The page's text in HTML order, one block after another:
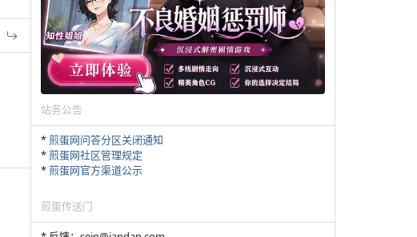
站务公告
*煎蛋网问答分区关闭通知
*煎蛋网社区管理规定
*煎蛋网官方渠道公示
煎蛋传送门